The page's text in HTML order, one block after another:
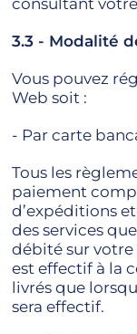
consultant
3.3 - Modalité
Vous pouvez
Web soit :
- Par carte
Tous les
paiement
d’expéditions
des services
débité sur
est effectif à la
livrés que
sera effectif.